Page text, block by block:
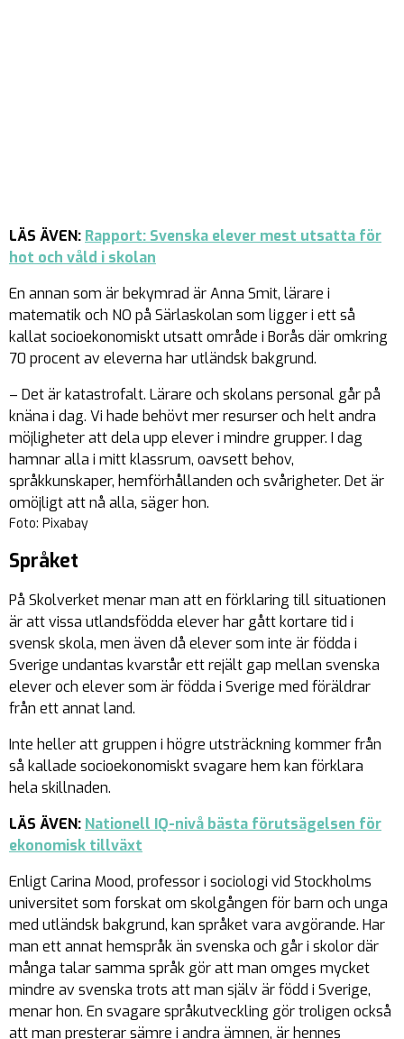
LÄS ÄVEN: Rapport: Svenska elever mest utsatta för
hot och våld i skolan
En annan som är bekymrad är Anna Smit, lärare i
matematik och NO på Särlaskolan som ligger i ett så
kallat socioekonomiskt utsatt område i Borås där omkring
70 procent av eleverna har utländsk bakgrund.
– Det är katastrofalt. Lärare och skolans personal går på
knäna i dag. Vi hade behövt mer resurser och helt andra
möjligheter att dela upp elever i mindre grupper. I dag
hamnar alla i mitt klassrum, oavsett behov,
språkkunskaper, hemförhållanden och svårigheter. Det är
omöjligt att nå alla, säger hon.
Foto: Pixabay
Språket
På Skolverket menar man att en förklaring till situationen
är att vissa utlandsfödda elever har gått kortare tid i
svensk skola, men även då elever som inte är födda i
Sverige undantas kvarstår ett rejält gap mellan svenska
elever och elever som är födda i Sverige med föräldrar
från ett annat land.
Inte heller att gruppen i högre utsträckning kommer från
så kallade socioekonomiskt svagare hem kan förklara
hela skillnaden.
LÄS ÄVEN: Nationell IQ-nivå bästa förutsägelsen för
ekonomisk tillväxt
Enligt Carina Mood, professor i sociologi vid Stockholms
universitet som forskat om skolgången för barn och unga
med utländsk bakgrund, kan språket vara avgörande. Har
man ett annat hemspråk än svenska och går i skolor där
många talar samma språk gör att man omges mycket
mindre av svenska trots att man själv är född i Sverige,
menar hon. En svagare språkutveckling gör troligen också
att man presterar sämre i andra ämnen, är hennes